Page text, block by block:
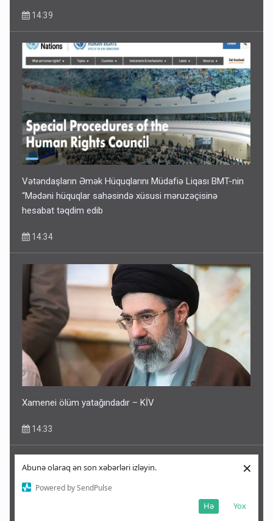
Abunə olaraq ən son xəbərləri izləyin.
Powered by SendPulse
Yox
Hə
×
14:39
Vətəndaşların Əmək Hüquqlarını Müdafiə Liqası BMT-nin
“Mədəni hüquqlar sahəsində xüsusi məruzəçisinə
hesabat təqdim edib
14:34
Xamenei ölüm yatağındadır – KİV
14:33